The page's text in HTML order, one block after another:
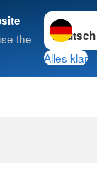
the
Sprache
Alles klar